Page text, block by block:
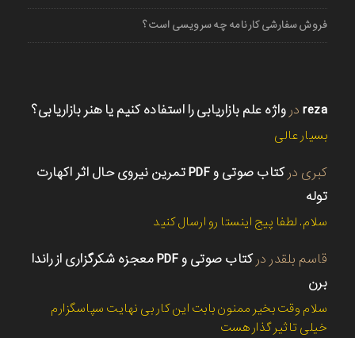
فروش سفارشی کارنامه چه سرویسی است؟
reza در واژه علم بازاریابی را استفاده کنیم یا هنر بازاریابی؟
بسیار عالی
کبری در
کتاب صوتی و PDF تمرین نیروی حال اثر اکهارت
توله
سلام. لطفا پیج اینستا رو ارسال کنید
قاسم بلقدر در
کتاب صوتی و PDF معجزه شکرگزاری از راندا
برن
سلام وقت بخیر ممنون بابت این کار بی نهایت سپاسگزارم
خیلی تاثیر گذار هست